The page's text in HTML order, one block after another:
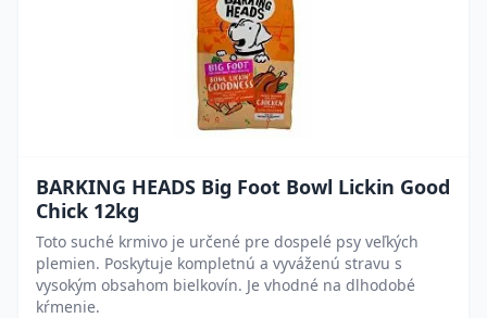
BARKING HEADS Big Foot Bowl Lickin Good
Chick 12kg
Toto suché krmivo je určené pre dospelé psy veľkých
plemien. Poskytuje kompletnú a vyváženú stravu s
vysokým obsahom bielkovín. Je vhodné na dlhodobé
kŕmenie.